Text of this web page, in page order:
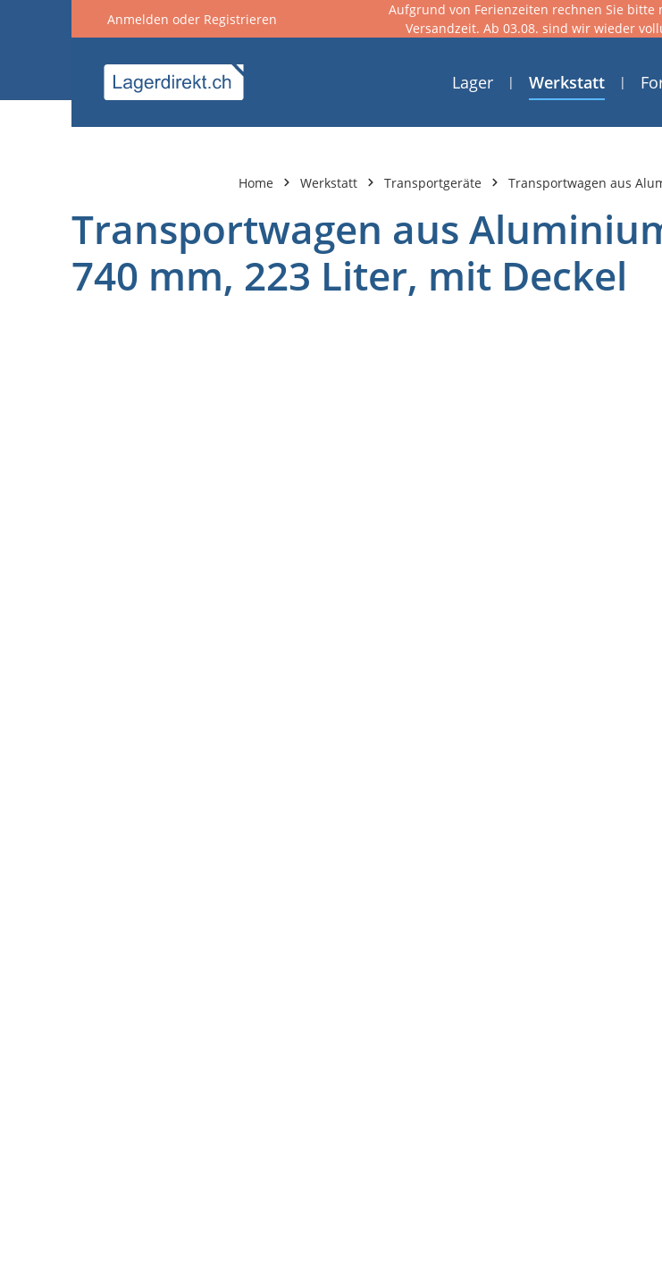
Zur Hauptnavigation springen
Anmelden oder Registrieren
Aufgrund von Ferienzeiten rechnen Sie bitte
Versandzeit. Ab 03.08. sind wir wieder
Lager Werkstatt
Home Werkstatt Transportgeräte Transportwagen aus
Transportwagen aus
740 mm, 223 Liter, mit Deckel